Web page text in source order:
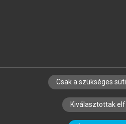
SZERZŐKNEK CÉGEKNEK
SZERKESZTÉSI ÉS
Csak a szükséges
Kiválasztottak